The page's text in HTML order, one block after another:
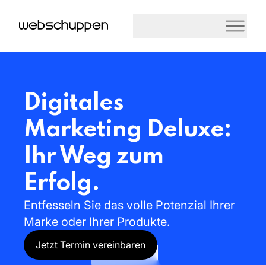
Digitales
Marketing Deluxe:
IhrWeg zum
Erfolg.
Entfesseln Sie das volle Potenzial Ihrer
Marke oder Ihrer Produkte.
Jetzt Termin vereinbaren